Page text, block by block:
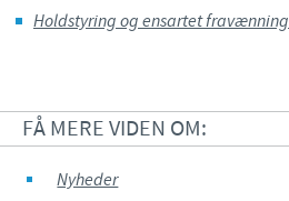
Holdstyring og ensartet fravænning
FÅ MERE VIDEN OM:
Nyheder